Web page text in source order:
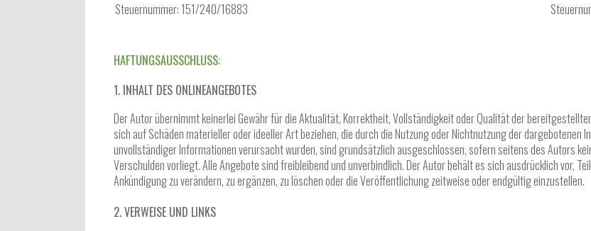
Steuernummer: 151/240/16883
HAFTUNGSAUSSCHLUSS:
1. INHALT DES ONLINEANGEBOTES
Der Autor übernimmt keinerlei Gewähr für die Aktualität, Korrektheit, Vollständigkeit oder Qualität der
sich auf Schäden materieller oder ideeller Art beziehen, die durch die Nutzung oder Nichtnutzung der dargebotenen
unvollständiger Informationen verursacht wurden, sind grundsätzlich ausgeschlossen, sofern seitens des Autors
Verschulden vorliegt. Alle Angebote sind freibleibend und unverbindlich. Der Autor behält es sich ausdrücklich vor,
Ankündigung zu verändern, zu ergänzen, zu löschen oder die Veröffentlichung zeitweise oder endgültig einzustellen.
2. VERWEISE UND LINKS